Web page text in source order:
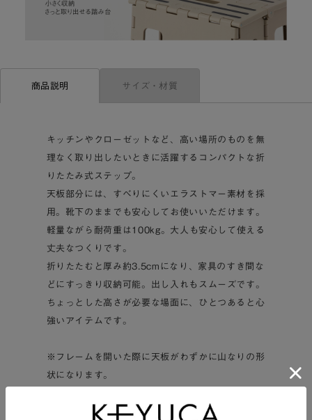
%
商品説明 サイズ・材質
キッチンやクローゼットなど、高い場所のものを無
理なく取り出したいときに活躍するコンパクトな折
りたたみ式ステップ。
天板部分には、すべりにくいエラストマー素材を採
用。靴下のままでも安心してお使いいただけます。
軽量ながら耐荷重は100kg。大人も安心して使える
丈夫なつくりです。
折りたたむと厚み約3.5cmになり、家具のすき間な
どにすっきり収納可能。出し入れもスムーズです。
ちょっとした高さが必要な場面に、ひとつあると心
強いアイテムです。
※フレームを開いた際に天板がわずかに山なりの形
状になります。
し、そのタイミングでフレーム同士が干渉して“カ